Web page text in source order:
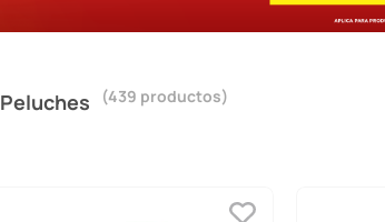
Peluches 439 productos